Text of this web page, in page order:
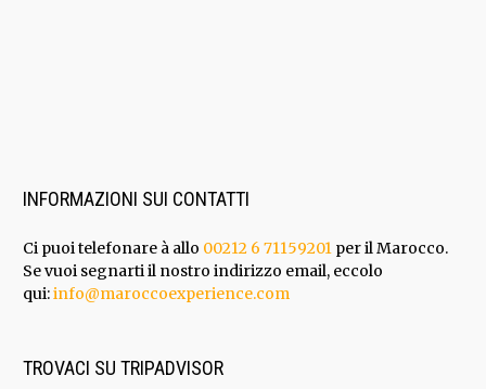
INFORMAZIONI SUI CONTATTI
Ci puoi telefonare à allo 00212 6 71159201 per il Marocco.
Se vuoi segnarti il nostro indirizzo email, eccolo
qui:info@maroccoexperience.com
TROVACI SU TRIPADVISOR